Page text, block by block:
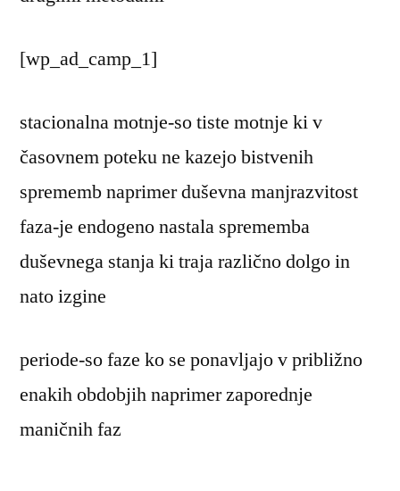
[wp_ad_camp_1]
stacionalna motnje-so tiste motnje ki v
časovnem poteku ne kazejo bistvenih
sprememb naprimer duševna manjrazvitost
faza-je endogeno nastala sprememba
duševnega stanja ki traja različno dolgo in
nato izgine
periode-so faze ko se ponavljajo v približno
enakih obdobjih naprimer zaporednje
maničnih faz